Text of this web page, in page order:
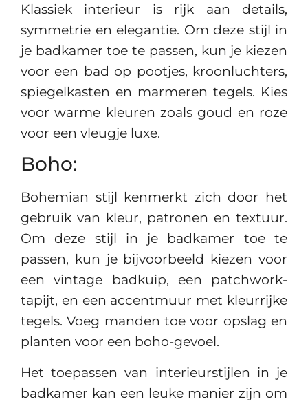
Klassiek interieur is rijk aan details,
symmetrie en elegantie. Om deze stijl in
je badkamer toe te passen, kun je kiezen
voor een bad op pootjes, kroonluchters,
spiegelkasten en marmeren tegels. Kies
voor warme kleuren zoals goud en roze
voor een vleugje luxe.
Boho:
Bohemian stijl kenmerkt zich door het
gebruik van kleur, patronen en textuur.
Om deze stijl in je badkamer toe te
passen, kun je bijvoorbeeld kiezen voor
een vintage badkuip, een patchwork-
tapijt, en een accentmuur met kleurrijke
tegels. Voeg manden toe voor opslag en
planten voor een boho-gevoel.
Het toepassen van interieurstijlen in je
badkamer kan een leuke manier zijn om